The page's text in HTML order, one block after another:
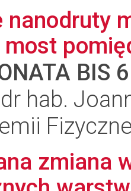
nanodruty
BIS 6
hab.
zmiana